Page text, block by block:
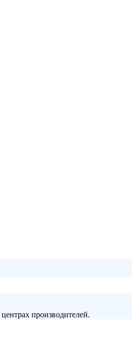
производителей.